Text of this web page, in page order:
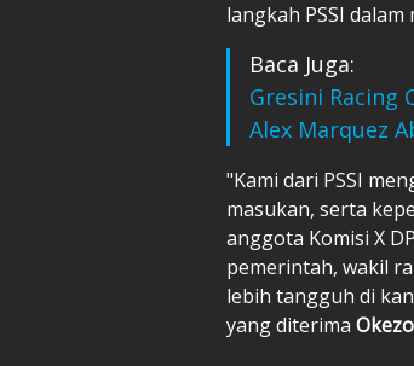
langkah PSSI
Baca Juga:
Gresini Racing
Alex Marquez
"Kami dari PSSI
masukan, serta
anggota Komisi X
pemerintah, wakil
lebih tangguh di
yang diterima